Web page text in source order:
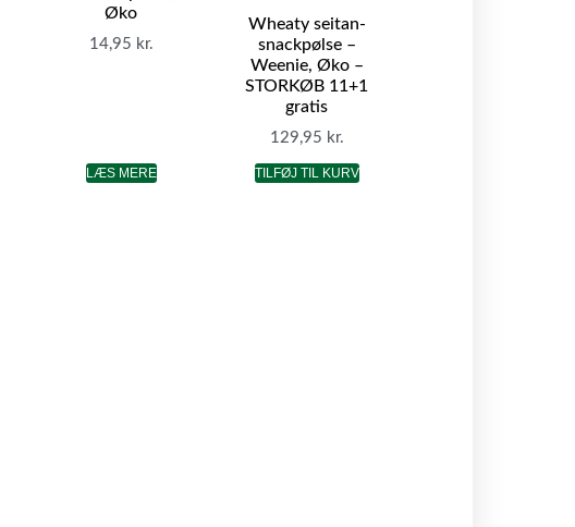
Øko
14,95 kr.
LÆS MERE
Wheaty seitan-
snackpølse –
Weenie, Øko –
STORKØB 11+1
gratis
129,95 kr.
TILFØJ TIL KURV